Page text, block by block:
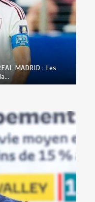
MADRID : Les